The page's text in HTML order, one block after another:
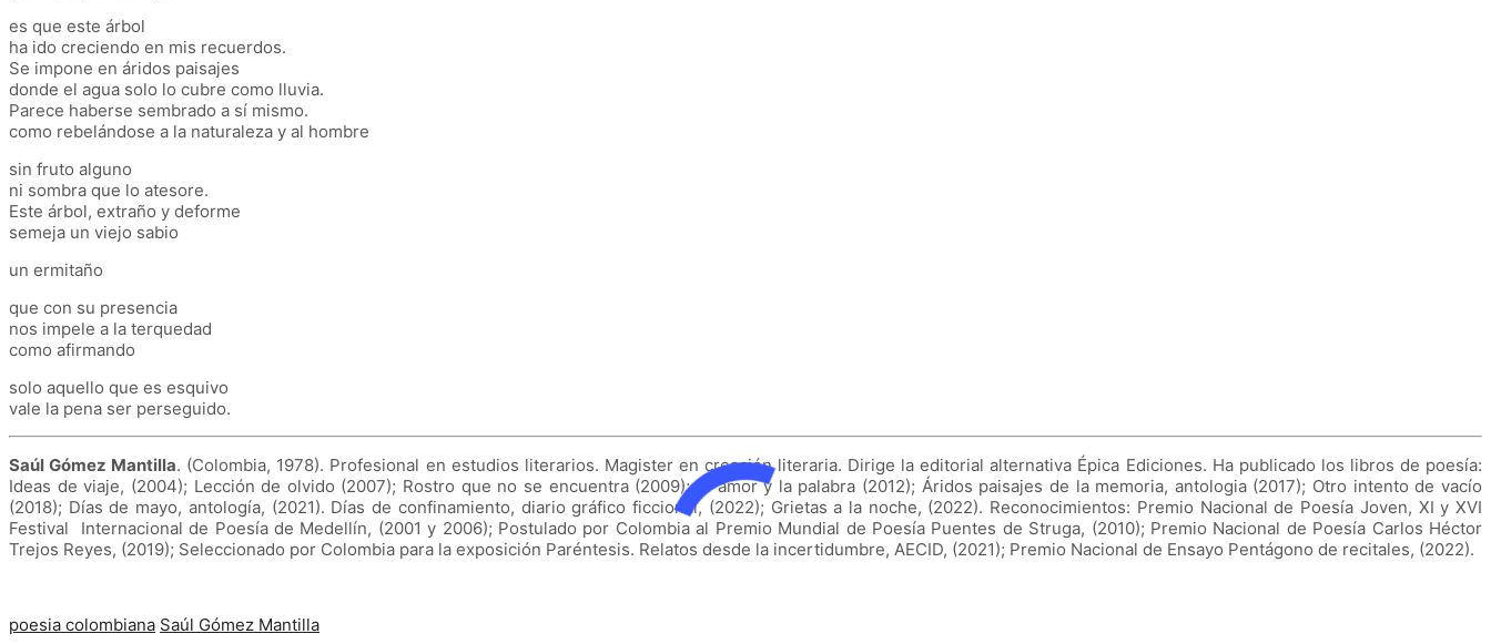
es que este árbol
ha ido creciendo en mis recuerdos.
Se impone en áridos paisajes
donde el agua solo lo cubre como lluvia.
Parece haberse sembrado a sí mismo.
como rebelándose a la naturaleza y al hombre
sin fruto alguno
ni sombra que lo atesore.
Este árbol, extraño y deforme
semeja un viejo sabio
un ermitaño
que con su presencia
nos impele a la terquedad
como afirmando
solo aquello que es esquivo
vale la pena ser perseguido.
Saúl Gómez Mantilla. (Colombia, 1978). Profesional en estudios literarios. Magister en creación literaria. Dirige la editorial alternativa Épica Ediciones. Ha publicado los libros de poesía:
Ideas de viaje, (2004); Lección de olvido (2007); Rostro que no se encuentra (2009); El amor y la palabra (2012); Áridos paisajes de la memoria, antologia (2017); Otro intento de vacío
(2018); Días de mayo, antología, (2021). Días de confinamiento, diario gráfico ficcional, (2022); Grietas a la noche, (2022). Reconocimientos: Premio Nacional de Poesía Joven, XI y XVI
Festival Internacional de Poesía de Medellín, (2001 y 2006); Postulado por Colombia al Premio Mundial de Poesía Puentes de Struga, (2010); Premio Nacional de Poesía Carlos Héctor
Trejos Reyes, (2019); Seleccionado por Colombia para la exposición Paréntesis. Relatos desde la incertidumbre, AECID, (2021); Premio Nacional de Ensayo Pentágono de recitales, (2022).
poesia colombiana Saúl Gómez Mantilla